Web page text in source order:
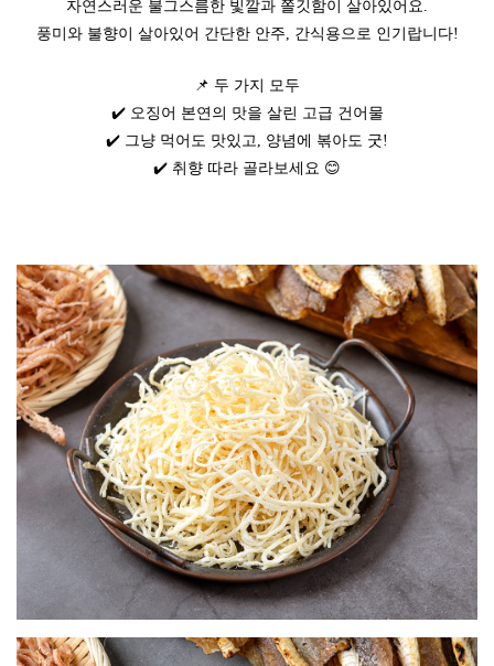
자연스러운 불그스름한 빛깔과 쫄깃함이 살아있어요.
풍미와 불향이 살아있어 간단한 안주, 간식용으로 인기랍니다!
📌 두 가지 모두
✔️ 오징어 본연의 맛을 살린 고급 건어물
✔️ 그냥 먹어도 맛있고, 양념에 볶아도 굿!
✔️ 취향 따라 골라보세요 😊